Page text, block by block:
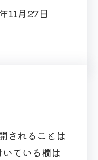
11月27日
されることは
いている欄は